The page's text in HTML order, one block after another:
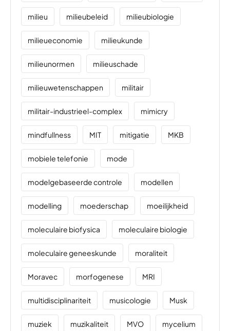
milieu milieubeleid milieubiologie
milieueconomie milieukunde
milieunormen milieuschade
milieuwetenschappen militair
militair-industrieel-complex mimicry
mindfullness MIT mitigatie MKB
mobiele telefonie mode
modelgebaseerde controle modellen
modelling moederschap moeilijkheid
moleculaire biofysica moleculaire biologie
moleculaire geneeskunde moraliteit
Moravec morfogenese MRI
multidisciplinariteit musicologie Musk
muziek muzikaliteit MVO mycelium